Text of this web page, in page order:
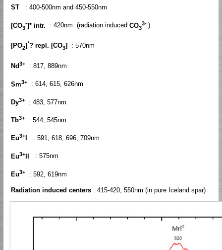
ST : 400-500nm and 450-550nm
[CO3
-]* intr. : 420nm (radiation inducedCO3
3-)
[PO2]*? repl. [CO3] : 570nm
Nd3+ : 817, 889nm
Sm3+ : 614, 615, 626nm
Dy3+ : 483, 577nm
Tb3+ : 544, 545nm
Eu3+ : 591, 618, 696, 709nm
Eu3+II : 575nm
Eu3+ : 592, 619nm
Radiation induced centers : 415-420, 550nm (in pure Iceland spar)